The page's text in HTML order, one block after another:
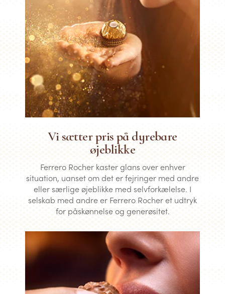
Vi sætter pris på dyrebare
øjeblikke
Ferrero Rocher kaster glans over enhver
situation, uanset om det er fejringer med andre
eller særlige øjeblikke med selvforkælelse. I
selskab med andre er Ferrero Rocher et udtryk
for påskønnelse og generøsitet.